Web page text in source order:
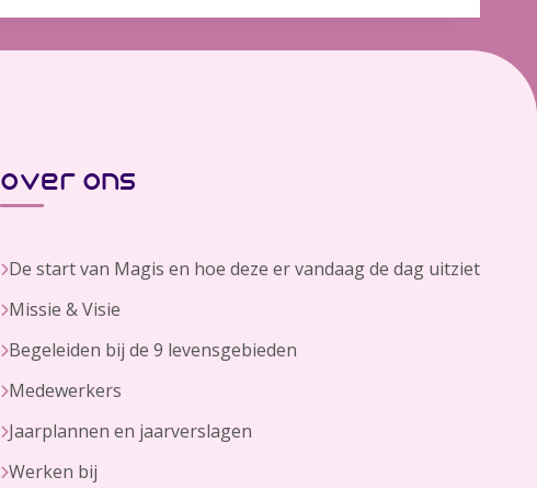
over ons
De start van Magis en hoe deze er vandaag de dag uitziet
Missie & Visie
Begeleiden bij de 9 levensgebieden
Medewerkers
Jaarplannen en jaarverslagen
Werken bij